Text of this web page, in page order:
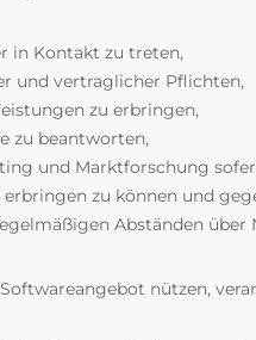
in Kontakt zu treten,
und vertraglicher Pflichten,
zu erbringen,
zu beantworten,
und Marktforschung
zu können und
Abständen
nützen,